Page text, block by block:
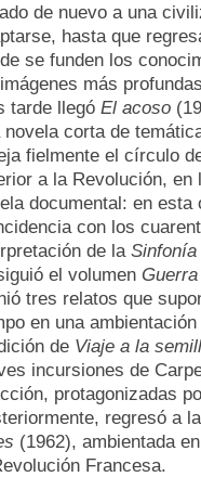
de nuevo a una
hasta que
se funden los
más
tarde llegó El acoso
novela corta de
fielmente el círculo
a la Revolución, en
documental: en
con los
de la
el volumen
tres relatos que
en una
de Viaje a la
incursiones de
protagonizadas
regresó a
(1962), ambientada
Francesa.